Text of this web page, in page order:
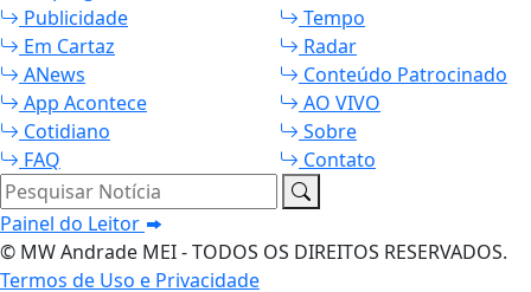
Publicidade
Tempo
Em Cartaz
Radar
ANews
Conteúdo Patrocinado
App Acontece
AO VIVO
Cotidiano
Sobre
FAQ
Contato
Pesquisar Notícia
Painel do Leitor
© MW Andrade MEI - TODOS OS DIREITOS RESERVADOS.
Termos de Uso e Privacidade